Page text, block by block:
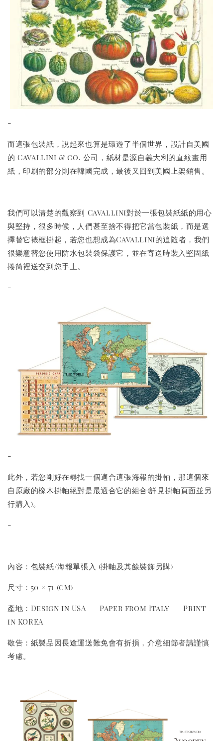
-
而這張包裝紙，說起來也算是環遊了半個世界，設計自美國
的 Cavallini & co. 公司，紙材是源自義大利的直紋畫用
紙，印刷的部分則在韓國完成，最後又回到美國上架銷售。
我們可以清楚的觀察到 Cavallini對於一張包裝紙紙的用心
與堅持，很多時候，人們甚至捨不得把它當包裝紙，而是選
擇替它裱框掛起，若您也想成為Cavallini的追隨者，我們
很樂意替您使用防水包裝袋保護它，並在寄送時裝入堅固紙
捲筒裡送交到您手上。
-
-
此外，若您剛好在尋找一個適合這張海報的掛軸，那這個來
自原廠的橡木掛軸絕對是最適合它的組合(詳見掛軸頁面並另
行購入)。
-
內容：包裝紙/海報單張入 (掛軸及其餘裝飾另購)
尺寸：50 × 71 (cm)
產地：Design in USA Paper from Italy Print
in KOREA
敬告：紙製品因長途運送難免會有折損，介意細節者請謹慎
考慮。